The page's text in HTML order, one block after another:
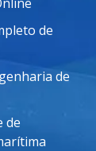
de
de
de